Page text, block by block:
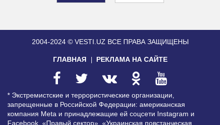
2004-2024 © VESTI.UZ ВСЕ ПРАВА ЗАЩИЩЕНЫ
ГЛАВНАЯ РЕКЛАМА НА САЙТЕ
* Экстремистские и террористические организации,
запрещенные в Российской Федерации: американская
компания Meta и принадлежащие ей соцсети Instagram и
Facebook, «Правый сектор», «Украинская повстанческая